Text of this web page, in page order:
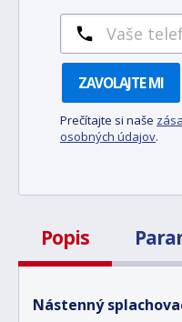
ZAVOLAJTE MI
Prečítajte si naše
osobných údajov.
Popis
Nástenný